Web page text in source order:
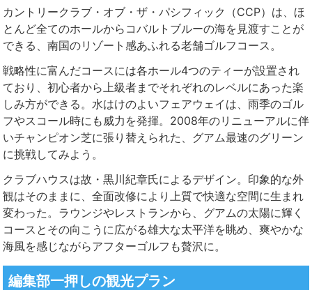
カントリークラブ・オブ・ザ・パシフィック（CCP）は、ほ
とんど全てのホールからコバルトブルーの海を見渡すことが
できる、南国のリゾート感あふれる老舗ゴルフコース。
戦略性に富んだコースには各ホール4つのティーが設置され
ており、初心者から上級者までそれぞれのレベルにあった楽
しみ方ができる。水はけのよいフェアウェイは、雨季のゴル
フやスコール時にも威力を発揮。2008年のリニューアルに伴
いチャンピオン芝に張り替えられた、グアム最速のグリーン
に挑戦してみよう。
クラブハウスは故・黒川紀章氏によるデザイン。印象的な外
観はそのままに、全面改修により上質で快適な空間に生まれ
変わった。ラウンジやレストランから、グアムの太陽に輝く
コースとその向こうに広がる雄大な太平洋を眺め、爽やかな
海風を感じながらアフターゴルフも贅沢に。
編集部一押しの観光プラン